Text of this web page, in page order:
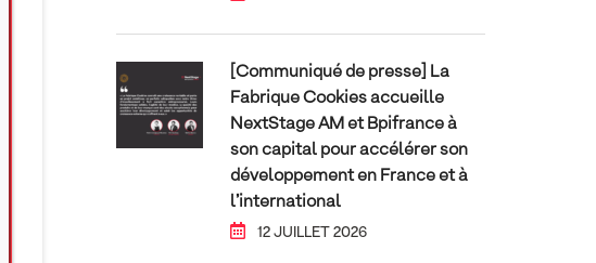
[Communiqué de presse] La
Fabrique Cookies accueille
NextStage AM et Bpifrance à
son capital pour accélérer son
développement en France et à
l’international
12 JUILLET 2026